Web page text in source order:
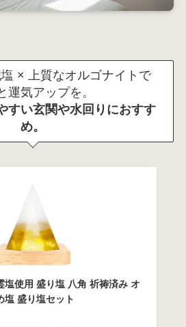
× 上質なオルゴナイトで
運気アップを。
すい玄関や水回りにおすす
め。
塩使用 盛り塩 八角 祈祷済み オ
塩 盛り塩セット